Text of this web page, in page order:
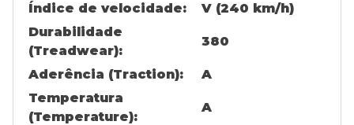
Índice de velocidade:
V (240 km/h)
Durabilidade
(Treadwear):
380
Aderência (Traction):
A
Temperatura
(Temperature):
A